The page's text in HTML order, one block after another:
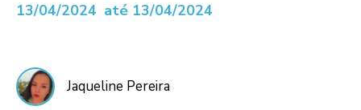
13/04/2024 até 13/04/2024
Jaqueline Pereira